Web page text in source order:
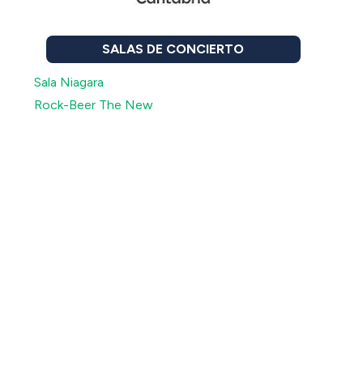
SALAS DE CONCIERTO
Sala Niagara
Rock-Beer The New